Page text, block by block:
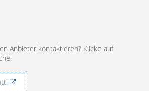
Anbieter kontaktieren? Klicke auf